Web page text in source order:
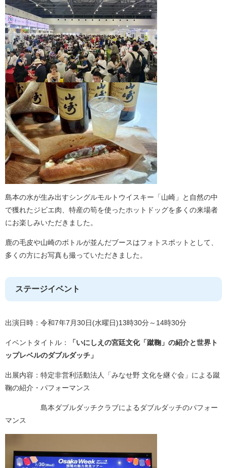
島本の水が生み出すシングルモルトウイスキー「山崎」と自然の中
で獲れたジビエ肉、特産の筍を使ったホットドッグを多くの来場者
にお楽しみいただきました。
鹿の毛皮や山崎のボトルが並んだブースはフォトスポットとして、
多くの方にお写真も撮っていただきました。
ステージイベント
出演日時：令和7年7月30日(水曜日)13時30分～14時30分
イベントタイトル：
「いにしえの宮廷文化「蹴鞠」の紹介と世界ト
ップレベルのダブルダッチ」
出展内容：特定非営利活動法人「みなせ野 文化を継ぐ会」による蹴
鞠の紹介・パフォーマンス
島本ダブルダッチクラブによるダブルダッチのパフォー
マンス​